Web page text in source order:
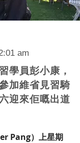
am
學員彭小康，
加維省見習騎
迎來佢嘅出道
Pang）上星期